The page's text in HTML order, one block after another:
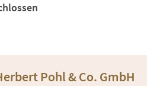
Pohl & Co. GmbH